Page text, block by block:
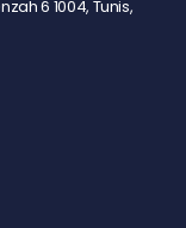
6 1004, Tunis,